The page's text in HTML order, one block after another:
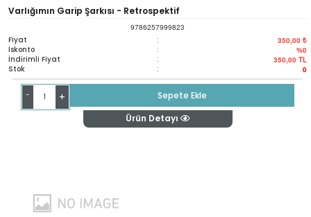
Varlığımın Garip Şarkısı - Retrospektif
9786257999823
Fiyat : 350,00 ₺
İskonto : %0
İndirimli Fiyat : 350,00 TL
Stok : 0
- +
Sepete Ekle
Ürün Detayı